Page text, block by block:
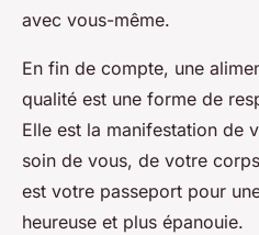
avec vous-même.
En fin de compte, une
qualité est une forme de
Elle est la manifestation de
soin de vous, de votre
est votre passeport pour
heureuse et plus épanouie.